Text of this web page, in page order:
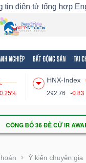
tin điện tử tổng hợp
NGHIỆP BẤT ĐỘNG SẢN TÀI
HNX-Index
292.76 -0.83
Ý kiến chuyên gia
Ngành Mã